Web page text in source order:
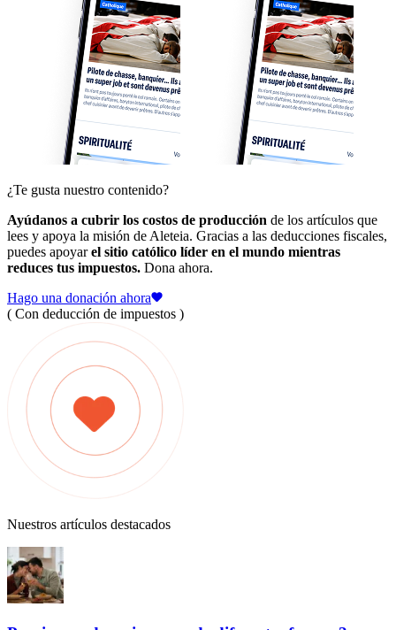
¿Te gusta nuestro contenido?
Ayúdanos a cubrir los costos de producción de los artículos que
lees y apoya la misión de Aleteia. Gracias a las deducciones fiscales,
puedes apoyarel sitio católico líder en el mundo mientras
reduces tus impuestos. Dona ahora.
Hago una donación ahora
( Con deducción de impuestos )
Nuestros artículos destacados